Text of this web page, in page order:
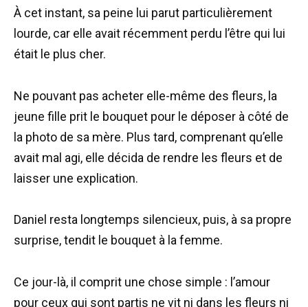
À cet instant, sa peine lui parut particulièrement
lourde, car elle avait récemment perdu l’être qui lui
était le plus cher.
Ne pouvant pas acheter elle-même des fleurs, la
jeune fille prit le bouquet pour le déposer à côté de
la photo de sa mère. Plus tard, comprenant qu’elle
avait mal agi, elle décida de rendre les fleurs et de
laisser une explication.
Daniel resta longtemps silencieux, puis, à sa propre
surprise, tendit le bouquet à la femme.
Ce jour-là, il comprit une chose simple : l’amour
pour ceux qui sont partis ne vit ni dans les fleurs ni